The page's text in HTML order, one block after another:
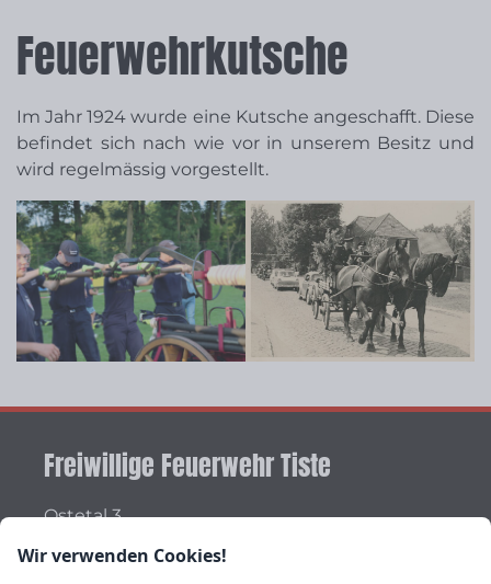
Feuerwehrkutsche
Im Jahr 1924 wurde eine Kutsche angeschafft. Diese
befindet sich nach wie vor in unserem Besitz und
wird regelmässig vorgestellt.
Freiwillige Feuerwehr Tiste
Ostetal 3
Wir verwenden Cookies!